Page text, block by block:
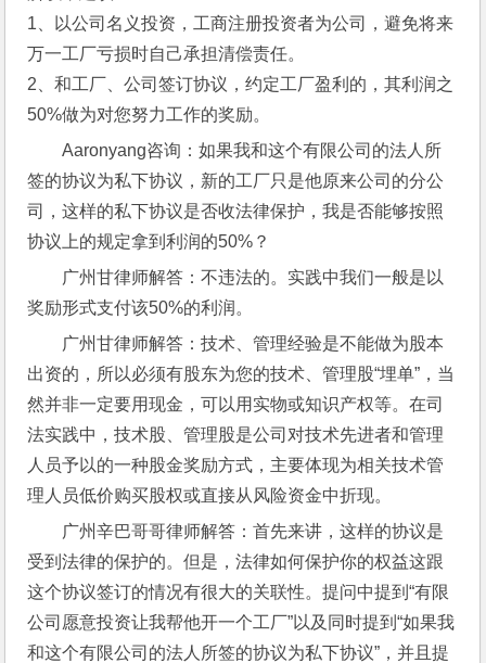
1、以公司名义投资，工商注册投资者为公司，避免将来
万一工厂亏损时自己承担清偿责任。
2、和工厂、公司签订协议，约定工厂盈利的，其利润之
50%做为对您努力工作的奖励。
Aaronyang咨询：如果我和这个有限公司的法人所
签的协议为私下协议，新的工厂只是他原来公司的分公
司，这样的私下协议是否收法律保护，我是否能够按照
协议上的规定拿到利润的50%？
广州甘律师解答：不违法的。实践中我们一般是以
奖励形式支付该50%的利润。
广州甘律师解答：技术、管理经验是不能做为股本
出资的，所以必须有股东为您的技术、管理股“埋单”，当
然并非一定要用现金，可以用实物或知识产权等。在司
法实践中，技术股、管理股是公司对技术先进者和管理
人员予以的一种股金奖励方式，主要体现为相关技术管
理人员低价购买股权或直接从风险资金中折现。
广州辛巴哥哥律师解答：首先来讲，这样的协议是
受到法律的保护的。但是，法律如何保护你的权益这跟
这个协议签订的情况有很大的关联性。提问中提到“有限
公司愿意投资让我帮他开一个工厂”以及同时提到“如果我
和这个有限公司的法人所签的协议为私下协议”，并且提